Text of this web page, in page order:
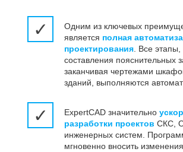
✓
Одним из ключевых
является полная
проектирования . Все
составления пояснительных
заканчивая чертежами
зданий, выполняются
✓ ExpertCAD значительно
разработки проектов СКС,
инженерных систем.
мгновенно вносить